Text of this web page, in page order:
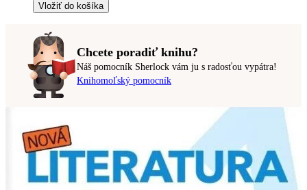
Vložiť do košíka
Chcete poradiť knihu?
Náš pomocník Sherlock vám ju s radosťou vypátra!
Knihomoľský pomocník